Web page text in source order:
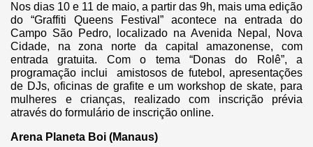
Nos dias 10 e 11 de maio, a partir das 9h, mais uma edição
do “Graffiti Queens Festival” acontece na entrada do
Campo São Pedro, localizado na Avenida Nepal, Nova
Cidade, na zona norte da capital amazonense, com
entrada gratuita. Com o tema “Donas do Rolê”, a
programação inclui amistosos de futebol, apresentações
de DJs, oficinas de grafite e um workshop de skate, para
mulheres e crianças, realizado com inscrição prévia
através do formulário de inscrição online.
Arena Planeta Boi (Manaus)